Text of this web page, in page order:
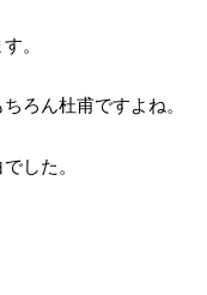
。
ろん杜甫ですよね。
した。